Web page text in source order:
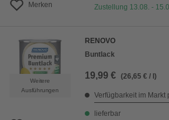
Merken
Zustellung 13.08. -
Weitere
Ausführungen
RENOVO
Buntlack
19,99 € (26,65 € / l)
Verfügbarkeit im Markt
lieferbar